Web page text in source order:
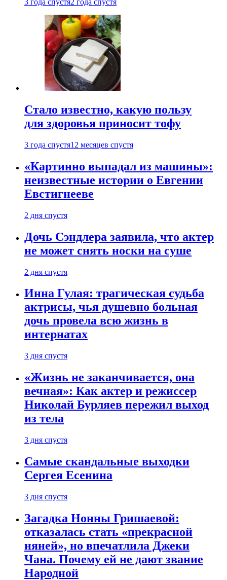
3 года спустя2 года спустя
Стало известно, какую пользу
для здоровья приносит тофу
3 года спустя12 месяцев спустя
«Картинно выпадал из машины»:
неизвестные истории о Евгении
Евстигнееве
2 дня спустя
Дочь Сэндлера заявила, что актер
не может снять носки на суше
2 дня спустя
Инна Гулая: трагическая судьба
актрисы, чья душевно больная
дочь провела всю жизнь в
интернатах
3 дня спустя
«Жизнь не заканчивается, она
вечная»: Как актер и режиссер
Николай Бурляев пережил выход
из тела
3 дня спустя
Самые скандальные выходки
Сергея Есенина
3 дня спустя
Загадка Нонны Гришаевой:
отказалась стать «прекрасной
няней», но впечатлила Джеки
Чана. Почему ей не дают звание
Народной